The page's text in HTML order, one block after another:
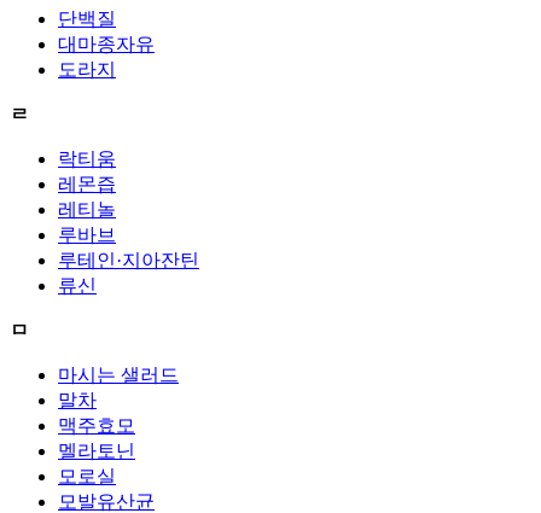
단백질
대마종자유
도라지
ㄹ
락티움
레몬즙
레티놀
루바브
루테인·지아잔틴
류신
ㅁ
마시는 샐러드
말차
맥주효모
멜라토닌
모로실
모발유산균